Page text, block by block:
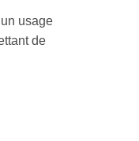
usage
de